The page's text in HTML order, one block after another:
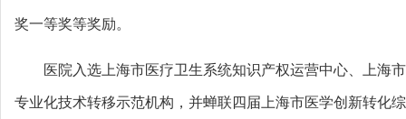
奖一等奖等奖励。
医院入选上海市医疗卫生系统知识产权运营中心、上
专业化技术转移示范机构，并蝉联四届上海市医学创新转化